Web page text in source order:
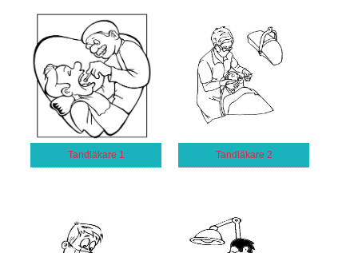
Tandläkare 1 Tandläkare 2